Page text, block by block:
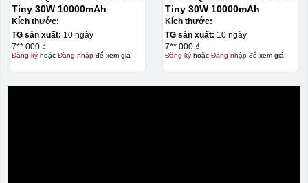
Tiny 30W 10000mAh
Kích thước:
TG sản xuất: 10 ngày
7**.000 ₫
Đăng kýhoặc Đăng nhậpđể xem giá
Tiny 30W 10000mAh
Kích thước:
TG sản xuất: 10 ngày
7**.000 ₫
Đăng kýhoặc Đăng nhậpđể xem giá